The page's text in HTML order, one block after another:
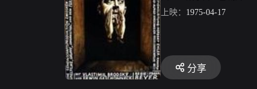
上映： 1975-04-17
分享